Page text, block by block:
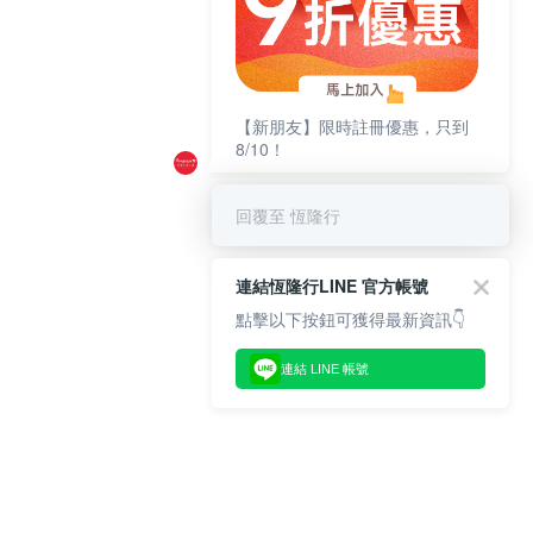
【新朋友】限時註冊優惠，只到
8/10！
回覆至 恆隆行
連結恆隆行LINE 官方帳號
點擊以下按鈕可獲得最新資訊👇
連結 LINE 帳號